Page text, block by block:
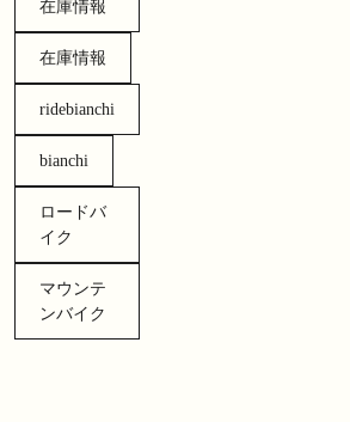
在庫情報
在庫情報
ridebianchi
bianchi
ロードバ
イク
マウンテ
ンバイク